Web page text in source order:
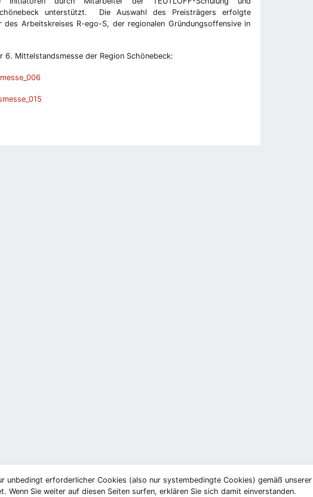
unbedingt erforderlicher Cookies (also nur systembedingte Cookies) gemäß unserer
Wenn Sie weiter auf diesen Seiten surfen, erklären Sie sich damit einverstanden.
unterstützt. Die Auswahl des Preisträgers erfolgte
Arbeitskreises R-ego-S, der regionalen Gründungsoffensive in
6. Mittelstandsmesse der Region Schönebeck: